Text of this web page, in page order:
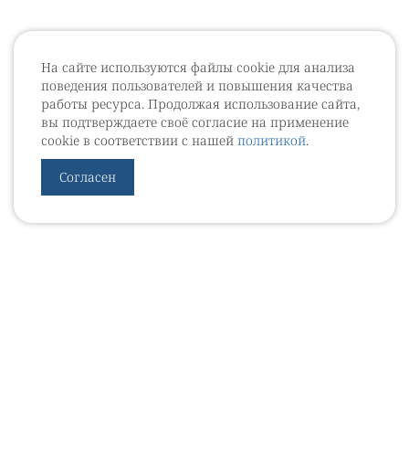
На сайте используются файлы cookie для анализа
поведения пользователей и повышения качества
работы ресурса. Продолжая использование сайта,
вы подтверждаете своё согласие на применение
cookie в соответствии с нашей политикой.
Согласен